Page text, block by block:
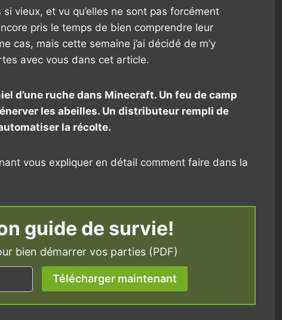
vieux, et vu qu’elles ne sont pas forcément
pris le temps de bien comprendre leur
cas, mais cette semaine j’ai décidé de m’y
avec vous dans cet article.
d’une ruche dans Minecraft. Un feu de camp
les abeilles. Un distributeur rempli de
la récolte.
vous expliquer en détail comment faire dans la
guide de survie!
bien démarrer vos parties (PDF)
Télécharger maintenant